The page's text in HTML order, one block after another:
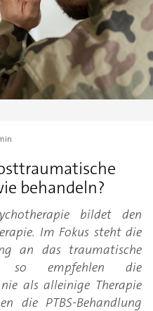
behandeln?
bildet den
Im Fokus steht die
an das traumatische
so empfehlen die
als alleinige Therapie
die PTBS-Behandlung